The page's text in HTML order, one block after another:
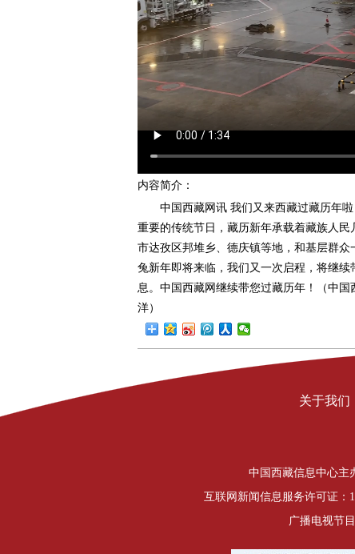
内容简介：
中国西藏网讯 我们又来西藏过藏历年啦
重要的传统节日，藏历新年承载着藏族人
市达孜区邦堆乡、德庆镇等地，和基层群
兔新年即将来临，我们又一次启程，将继续
息。中国西藏网继续带您过藏历年！（中
洋）
关于我们
中国西藏信息中心主
互联网新闻信息服务许可证：
广播电视节